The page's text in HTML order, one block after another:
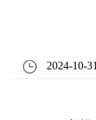
2024-10-